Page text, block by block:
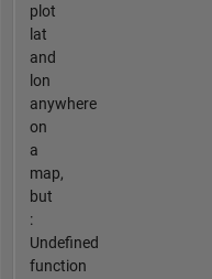
plot
lat
and
lon
anywhere
on
a
map,
but
:
Undefined
function